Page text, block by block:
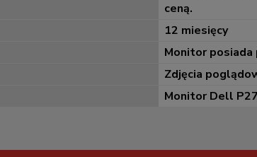
ceną.
12 miesięcy
Monitor posiada
Zdjęcia
Monitor Dell